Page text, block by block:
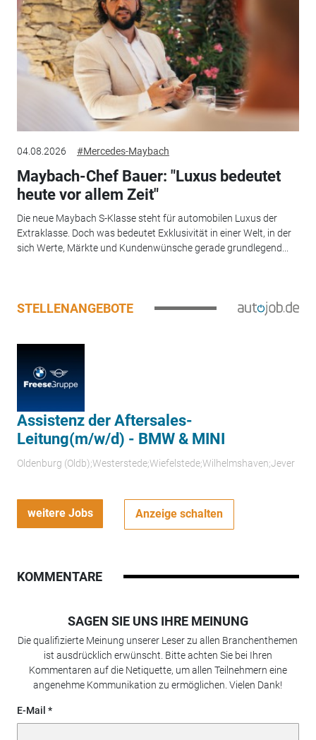
04.08.2026 #Mercedes-Maybach
Maybach-Chef Bauer: "Luxus bedeutet
heute vor allem Zeit"
Die neue Maybach S-Klasse steht für automobilen Luxus der
Extraklasse. Doch was bedeutet Exklusivität in einer Welt, in der
sich Werte, Märkte und Kundenwünsche gerade grundlegend...
STELLENANGEBOTE
Assistenz der Aftersales-
Leitung(m/w/d) - BMW & MINI
Oldenburg (Oldb);Westerstede;Wiefelstede;Wilhelmshaven;Jever
weitere Jobs Anzeige schalten
KOMMENTARE
SAGEN SIE UNS IHRE MEINUNG
Die qualifizierte Meinung unserer Leser zu allen Branchenthemen
ist ausdrücklich erwünscht. Bitte achten Sie bei Ihren
Kommentaren auf die Netiquette, um allen Teilnehmern eine
angenehme Kommunikation zu ermöglichen. Vielen Dank!
E-Mail